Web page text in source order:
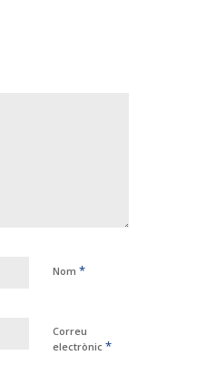
Nom *
Correu
electrònic *